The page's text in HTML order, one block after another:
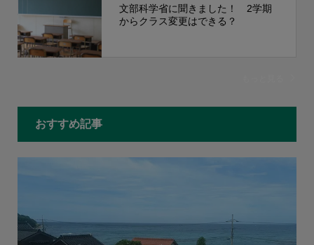
文部科学省に聞きました！ 2学期
からクラス変更はできる？
おすすめ記事